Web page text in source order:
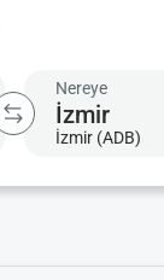
Nereye
İzmir (ADB)